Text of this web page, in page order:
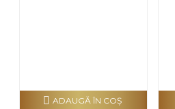
ADAUGĂ ÎN COŞ